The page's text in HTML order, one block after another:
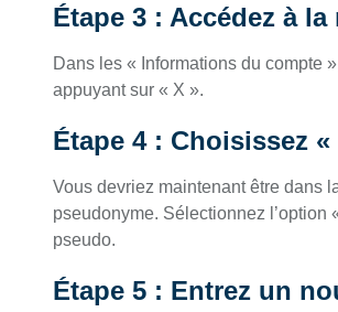
Étape 3 : Accédez à
Dans les « Informations du compte
appuyant sur « X ».
Étape 4 : Choisissez
Vous devriez maintenant être dans
pseudonyme. Sélectionnez
pseudo.
Étape 5 : Entrez un